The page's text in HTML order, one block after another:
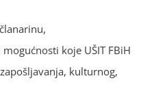
koje UŠIT FBiH
kulturnog,